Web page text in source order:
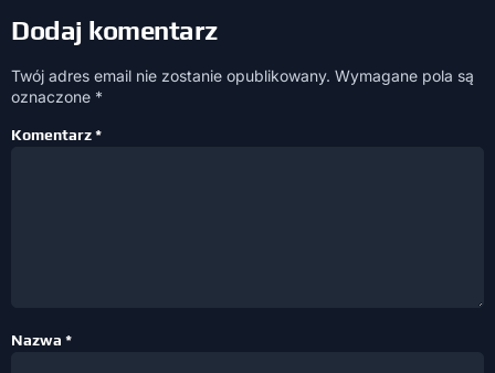
Dodaj komentarz
Twój adres email nie zostanie opublikowany. Wymagane pola są
oznaczone *
Komentarz*
Nazwa *